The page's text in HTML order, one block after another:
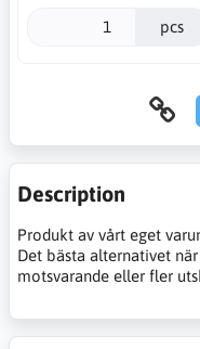
pcs
Description
Produkt av vårt eget
Det bästa alternativet
motsvarande eller fler